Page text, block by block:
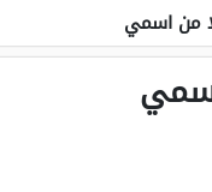
من اسمي